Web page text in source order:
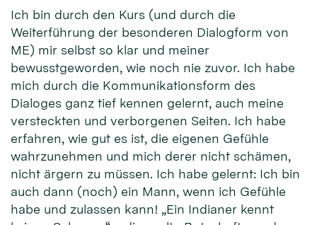
Ich bin durch den Kurs (und durch die
Weiterführung der besonderen Dialogform von
ME) mir selbst so klar und meiner
bewusstgeworden, wie noch nie zuvor. Ich habe
mich durch die Kommunikationsform des
Dialoges ganz tief kennen gelernt, auch meine
versteckten und verborgenen Seiten. Ich habe
erfahren, wie gut es ist, die eigenen Gefühle
wahrzunehmen und mich derer nicht schämen,
nicht ärgern zu müssen. Ich habe gelernt: Ich bin
auch dann (noch) ein Mann, wenn ich Gefühle
habe und zulassen kann! „Ein Indianer kennt